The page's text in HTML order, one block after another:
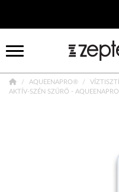
AQUEENAPRO®
AKTÍV-SZÉN SZŰRŐ - AQUEENAPRO